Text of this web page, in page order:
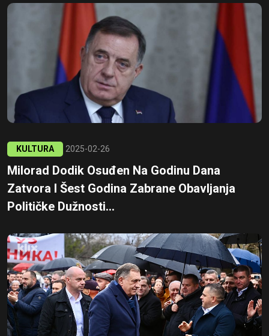
KULTURA 2025-02-26
Milorad Dodik Osuđen Na Godinu Dana
Zatvora I Šest Godina Zabrane Obavljanja
Političke Dužnosti...